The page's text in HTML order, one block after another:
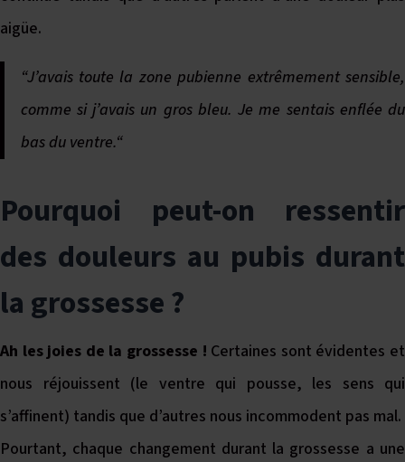
aigüe.
“J’avais toute la zone pubienne extrêmement sensible,
comme si j’avais un gros bleu. Je me sentais enflée du
bas du ventre.“
Pourquoi peut-on ressentir
des douleurs au pubis durant
la grossesse ?
Ah les joies de la grossesse ! Certaines sont évidentes et
nous réjouissent (le ventre qui pousse, les sens qui
s’affinent) tandis que d’autres nous incommodent pas mal.
Pourtant, chaque changement durant la grossesse a une